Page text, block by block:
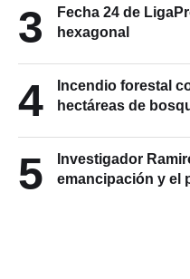
3
Fecha 24 de
hexagonal
4
Incendio forestal
hectáreas de
5
Investigador
emancipación y el